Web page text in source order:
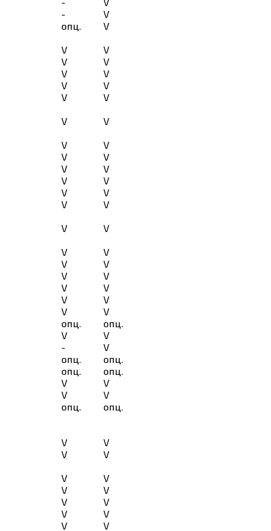
-
V
опц.
V
V
V
V
V
V
V
V
V
V
V
V
V
V
V
V
V
V
V
V
V
V
V
V
V
V
V
V
V
V
V
V
V
V
V
V
V
V
V
опц.
опц.
V
V
-
V
опц.
опц.
опц.
опц.
V
V
V
V
опц.
опц.
V
V
V
V
V
V
V
V
V
V
V
V
V V